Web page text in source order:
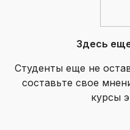
Здесь
Студенты еще не
составьте свое
курсы